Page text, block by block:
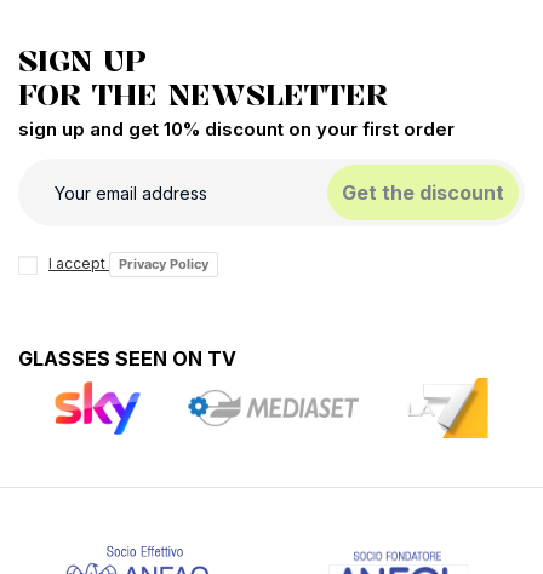
SIGN UP
FOR THE NEWSLETTER
sign up and get 10% discount on your first order
Get the discount
I accept Privacy Policy
GLASSES SEEN ON TV